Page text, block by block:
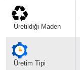
Üretildiği Maden
Üretim Tipi